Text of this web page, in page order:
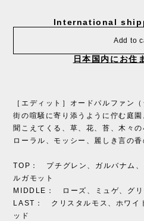
International
Add to
日本国内にお住
［エディット］オードパルファン
街の喧騒に寄り添うように佇む庭
聞こえてくる、草、花、苔、木々
ローラル、モッシー、麗しき言の香
TOP： プチグレン、ガルバナム
ルガモット
MIDDLE： ローズ、ミュゲ、グリ
LAST： クリスタルモス、ホワイ
ッド